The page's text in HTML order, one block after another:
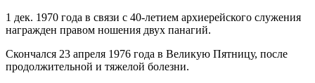
1 дек. 1970 года в связи с 40-летием архиерейского служения
награжден правом ношения двух панагий.
Скончался 23 апреля 1976 года в Великую Пятницу, после
продолжительной и тяжелой болезни.